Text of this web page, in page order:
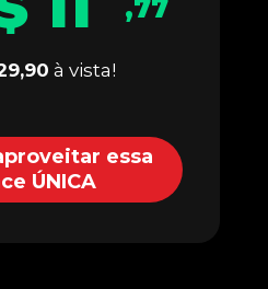
essa
ÚNICA
,77
à vista!